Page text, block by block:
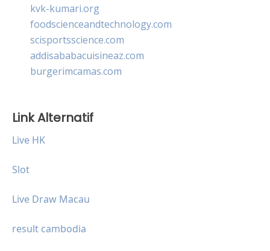
kvk-kumari.org
foodscienceandtechnology.com
scisportsscience.com
addisababacuisineaz.com
burgerimcamas.com
Link Alternatif
Live HK
Slot
Live Draw Macau
result cambodia